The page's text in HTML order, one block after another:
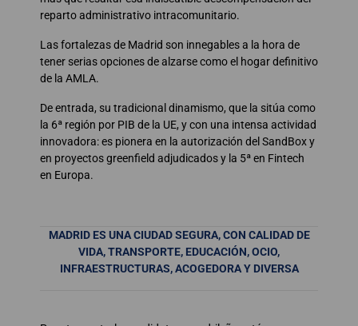
reparto administrativo intracomunitario.
Las fortalezas de Madrid son innegables a la hora de
tener serias opciones de alzarse como el hogar definitivo
de la AMLA.
De entrada, su tradicional dinamismo, que la sitúa como
la 6ª región por PIB de la UE, y con una intensa actividad
innovadora: es pionera en la autorización del SandBox y
en proyectos greenfield adjudicados y la 5ª en Fintech
en Europa.
MADRID ES UNA CIUDAD SEGURA, CON CALIDAD DE
VIDA, TRANSPORTE, EDUCACIÓN, OCIO,
INFRAESTRUCTURAS, ACOGEDORA Y DIVERSA